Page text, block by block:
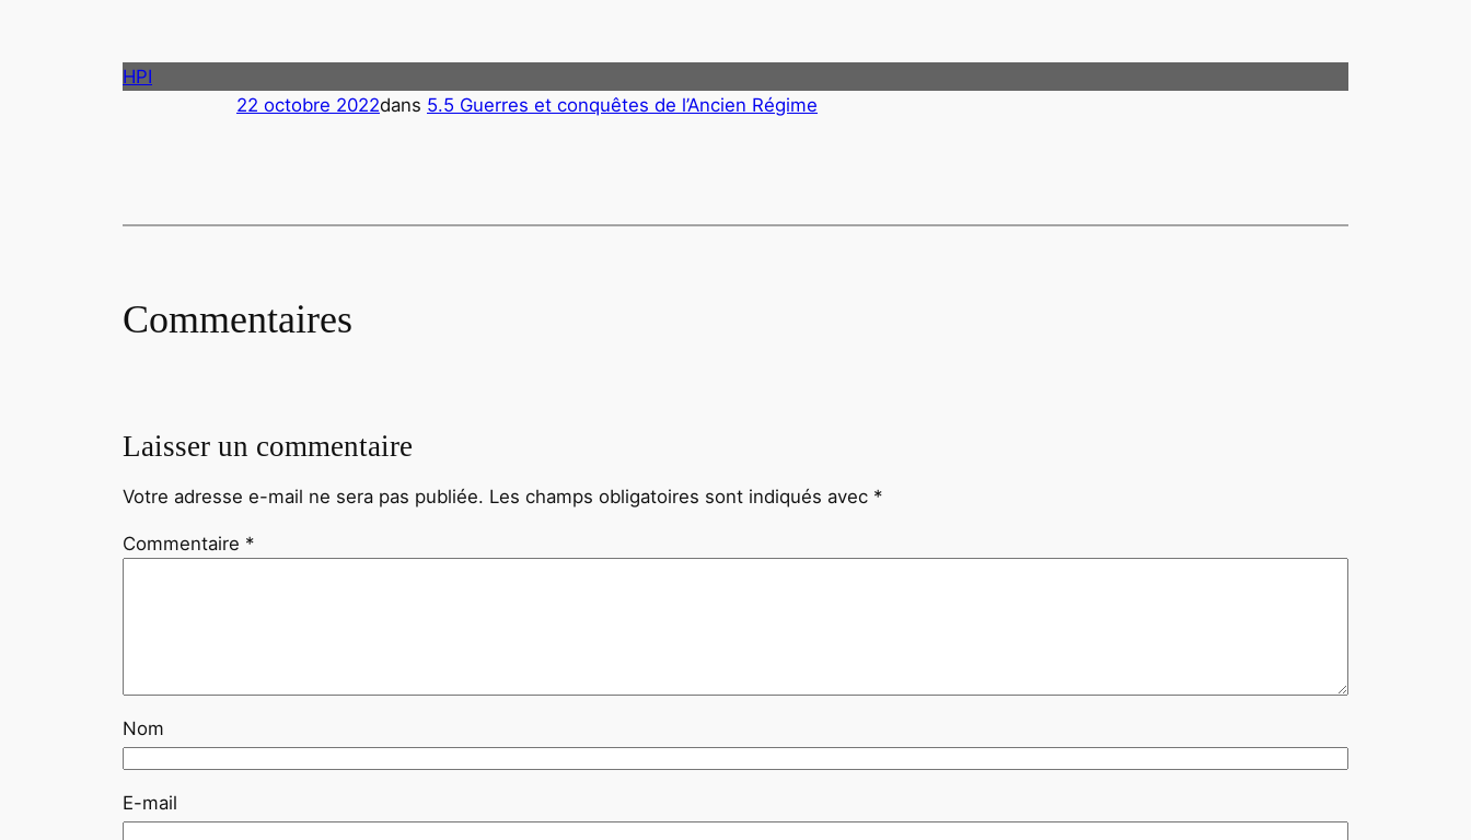
HPI
22 octobre 2022dans 5.5 Guerres et conquêtes de l’Ancien Régime
Commentaires
Laisser un commentaire
Votre adresse e-mail ne sera pas publiée. Les champs obligatoires sont indiqués avec *
Commentaire *
Nom
E-mail